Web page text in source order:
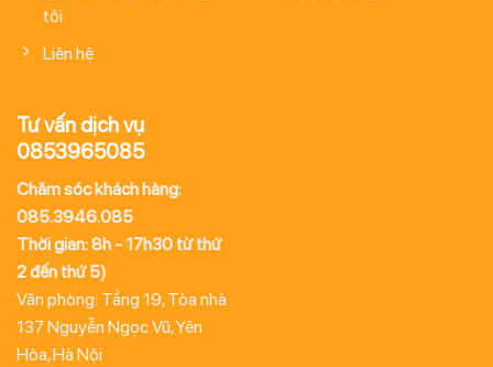
tôi
Liên hệ
Tư vấn dịch vụ
0853965085
Chăm sóc khách hàng:
085.3946.085
Thời gian: 8h - 17h30 từ thứ
2 đến thứ 5)
Văn phòng: Tầng 19, Tòa nhà
137 Nguyễn Ngọc Vũ, Yên
Hòa, Hà Nội